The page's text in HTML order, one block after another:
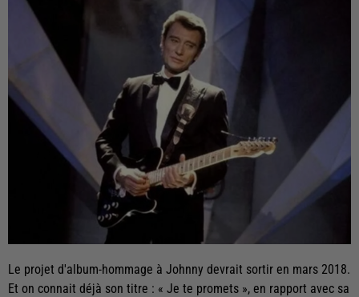
Le projet d'album-hommage à Johnny devrait sortir en mars 2018.
Et on connait déjà son titre : « Je te promets », en rapport avec sa